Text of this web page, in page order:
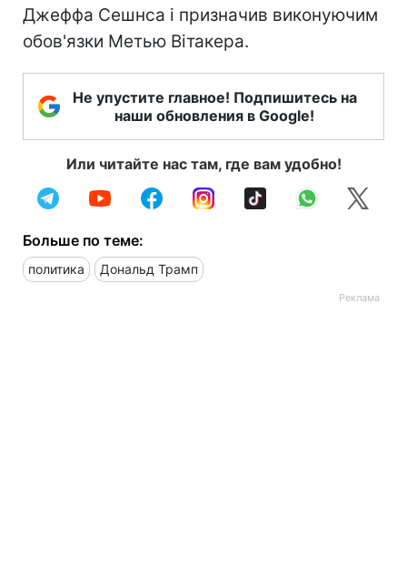
Джеффа Сешнса і призначив виконуючим
обов'язки Метью Вітакера.
Не упустите главное! Подпишитесь на
наши обновления в Google!
Или читайте нас там, где вам удобно!
Больше по теме:
политика Дональд Трамп